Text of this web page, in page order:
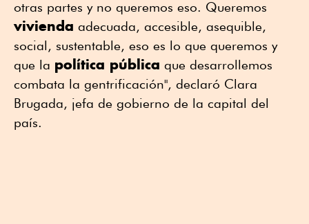
otras partes y no queremos eso. Queremos
vivienda adecuada, accesible, asequible,
social, sustentable, eso es lo que queremos y
que la política pública que desarrollemos
combata la gentrificación", declaró Clara
Brugada, jefa de gobierno de la capital del
país.